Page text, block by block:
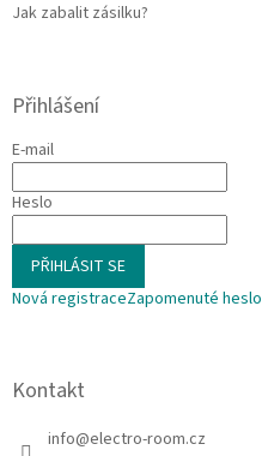
Jak zabalit zásilku?
Přihlášení
E-mail
Heslo
PŘIHLÁSIT SE
Nová registraceZapomenuté heslo
Kontakt
info@electro-room.cz